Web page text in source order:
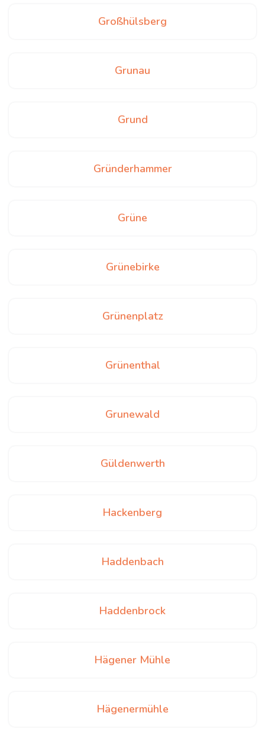
Großhülsberg
Grunau
Grund
Gründerhammer
Grüne
Grünebirke
Grünenplatz
Grünenthal
Grunewald
Güldenwerth
Hackenberg
Haddenbach
Haddenbrock
Hägener Mühle
Hägenermühle